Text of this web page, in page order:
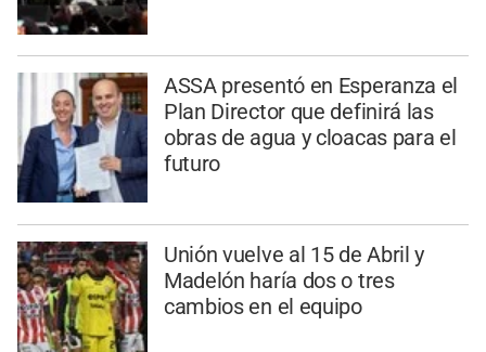
ASSA presentó en Esperanza el
Plan Director que definirá las
obras de agua y cloacas para el
futuro
Unión vuelve al 15 de Abril y
Madelón haría dos o tres
cambios en el equipo